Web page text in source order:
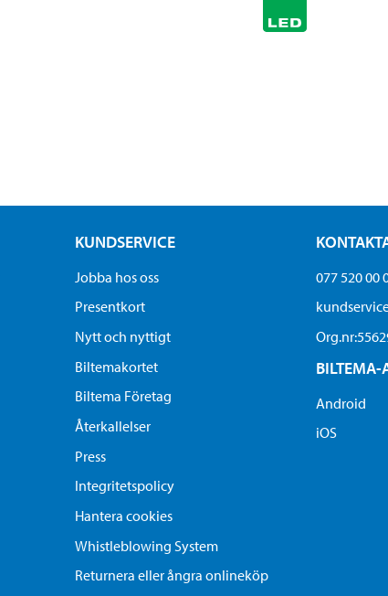
KUNDSERVICE
Jobba hos oss
Presentkort
Nytt och nyttigt
Biltemakortet
Biltema Företag
Återkallelser
Press
Integritetspolicy
Hantera cookies
Whistleblowing System
Returnera eller ångra onlineköp
077 520 00
BILTEMA-
Android
iOS